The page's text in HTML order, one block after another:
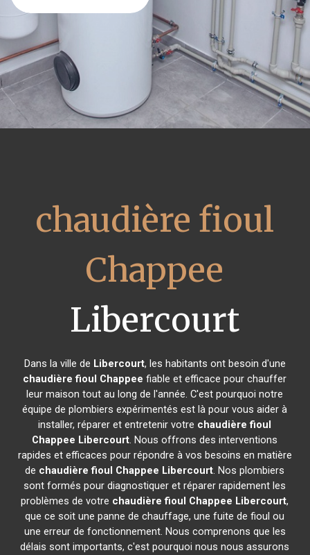
chaudière fioul
Chappee
Libercourt
Dans la ville de Libercourt, les habitants ont besoin d'une
chaudière fioul Chappee fiable et efficace pour chauffer
leur maison tout au long de l'année. C'est pourquoi notre
équipe de plombiers expérimentés est là pour vous aider à
installer, réparer et entretenir votre chaudière fioul
Chappee Libercourt. Nous offrons des interventions
rapides et efficaces pour répondre à vos besoins en matière
de chaudière fioul Chappee Libercourt. Nos plombiers
sont formés pour diagnostiquer et réparer rapidement les
problèmes de votre chaudière fioul Chappee Libercourt,
que ce soit une panne de chauffage, une fuite de fioul ou
une erreur de fonctionnement. Nous comprenons que les
délais sont importants, c'est pourquoi nous nous assurons